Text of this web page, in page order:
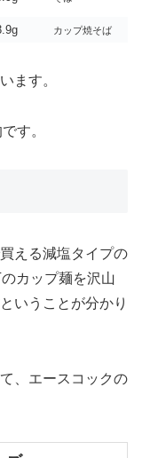
カップ焼そば
ます。
す。
える減塩タイプの
カップ麺を沢山
いうことが分かり
、エースコックの